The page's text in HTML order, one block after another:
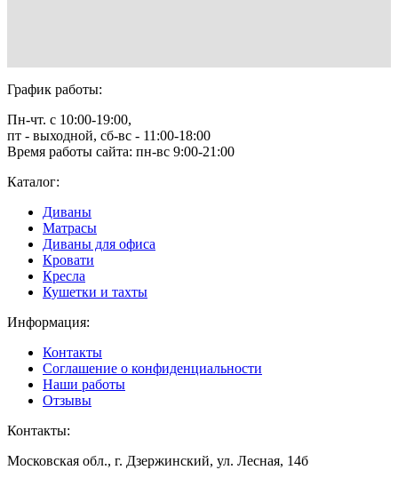
График работы:
Пн-чт. с 10:00-19:00,
пт - выходной, сб-вс - 11:00-18:00
Время работы сайта: пн-вс 9:00-21:00
Каталог:
Диваны
Матрасы
Диваны для офиса
Кровати
Кресла
Кушетки и тахты
Информация:
Контакты
Соглашение о конфиденциальности
Наши работы
Отзывы
Контакты:
Московская обл., г. Дзержинский, ул. Лесная, 14б